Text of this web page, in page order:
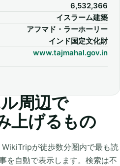
6,532,366
イスラーム建築
アフマド・ラーホーリー
インド国定文化財
www.tajmahal.gov.in
周辺で
上げるもの
が徒歩数分圏内で最も読
を自動で表示します。検索は不